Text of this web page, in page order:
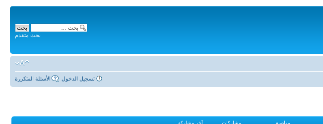
بحث متقدم
الأسئلة المتكررة تسجيل الدخول
مواضيع مشاركات آخر مشاركة